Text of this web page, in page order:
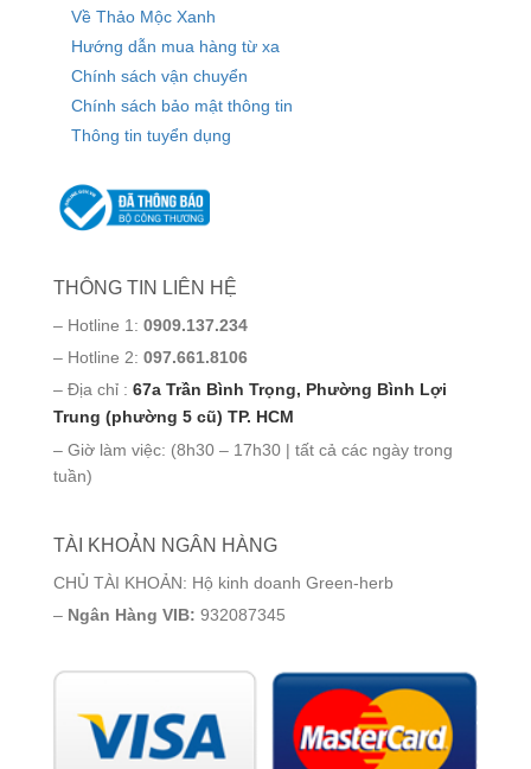
Về Thảo Mộc Xanh
Hướng dẫn mua hàng từ xa
Chính sách vận chuyển
Chính sách bảo mật thông tin
Thông tin tuyển dụng
THÔNG TIN LIÊN HỆ
– Hotline 1: 0909.137.234
– Hotline 2: 097.661.8106
– Địa chỉ : 67a Trần Bình Trọng, Phường Bình Lợi
Trung (phường 5 cũ) TP. HCM
– Giờ làm việc: (8h30 – 17h30 | tất cả các ngày trong
tuần)
TÀI KHOẢN NGÂN HÀNG
CHỦ TÀI KHOẢN: Hộ kinh doanh Green-herb
– Ngân Hàng VIB: 932087345